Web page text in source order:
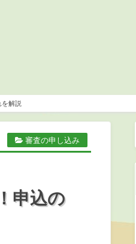
解説
審査の申し込み
申込の